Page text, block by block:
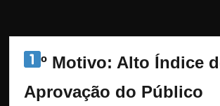
º Motivo: Alto Índice
Aprovação do Público